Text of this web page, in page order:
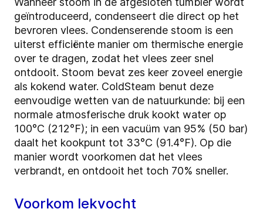
geïntroduceerd, condenseert die direct op het
bevroren vlees. Condenserende stoom is een
uiterst efficiënte manier om thermische energie
over te dragen, zodat het vlees zeer snel
ontdooit. Stoom bevat zes keer zoveel energie
als kokend water. ColdSteam benut deze
eenvoudige wetten van de natuurkunde: bij een
normale atmosferische druk kookt water op
100°C (212°F); in een vacuüm van 95% (50 bar)
daalt het kookpunt tot 33°C (91.4°F). Op die
manier wordt voorkomen dat het vlees
verbrandt, en ontdooit het toch 70% sneller.
Voorkom lekvocht